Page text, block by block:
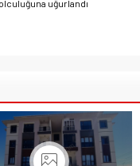
uğurlandı